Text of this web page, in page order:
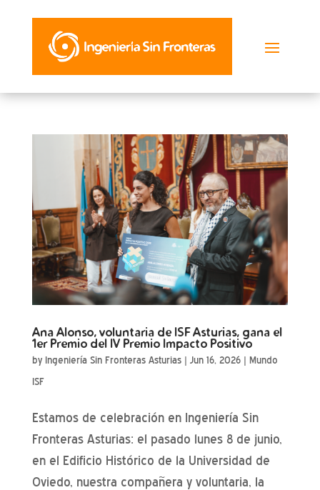
Ana Alonso, voluntaria de ISF Asturias, gana el
1er Premio del IV Premio Impacto Positivo
by Ingeniería Sin Fronteras Asturias| Jun 16, 2026| Mundo
ISF
Estamos de celebración en Ingeniería Sin
Fronteras Asturias: el pasado lunes 8 de junio,
en el Edificio Histórico de la Universidad de
Oviedo, nuestra compañera y voluntaria, la